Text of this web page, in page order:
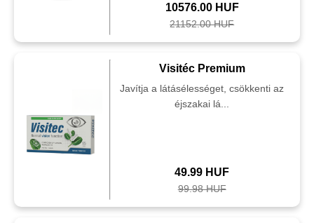
10576.00 HUF
21152.00 HUF
Visitéc Premium
Javítja a látásélességet, csökkenti az
éjszakai lá...
49.99 HUF
99.98 HUF